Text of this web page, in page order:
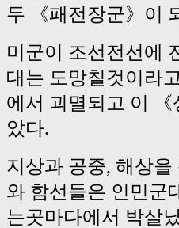
두 《패전장군》이
미군이 조선전선에
대는 도망칠것이라
에서 괴멸되고 이
았다.
지상과 공중, 해상
와 함선들은 인민군
는곳마다에서 박살